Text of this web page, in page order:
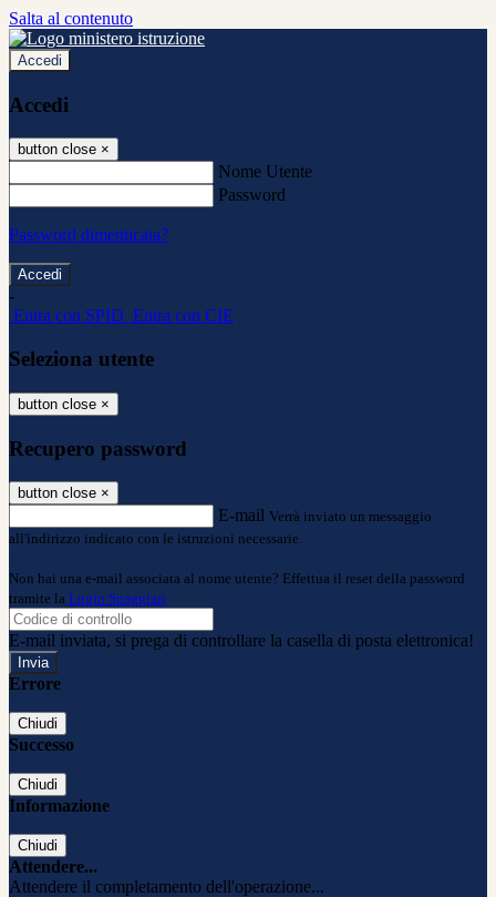
Salta al contenuto
Accedi
Accedi
button close ×
Nome Utente
Password
Password dimenticata?
-
Entra con SPID Entra con CIE
Seleziona utente
button close ×
Recupero password
button close ×
E-mail Verrà inviato un messaggio
all'indirizzo indicato con le istruzioni necessarie.
Non hai una e-mail associata al nome utente? Effettua il reset della password
tramite la Login Spaggiari
E-mail inviata, si prega di controllare la casella di posta elettronica!
Errore
Chiudi
Successo
Chiudi
Informazione
Chiudi
Attendere...
Attendere il completamento dell'operazione...